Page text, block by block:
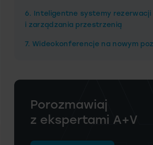
6. Inteligentne systemy rezerwacji
i zarządzania przestrzenią
7. Wideokonferencje na nowym
Porozmawiaj
z ekspertami A+V